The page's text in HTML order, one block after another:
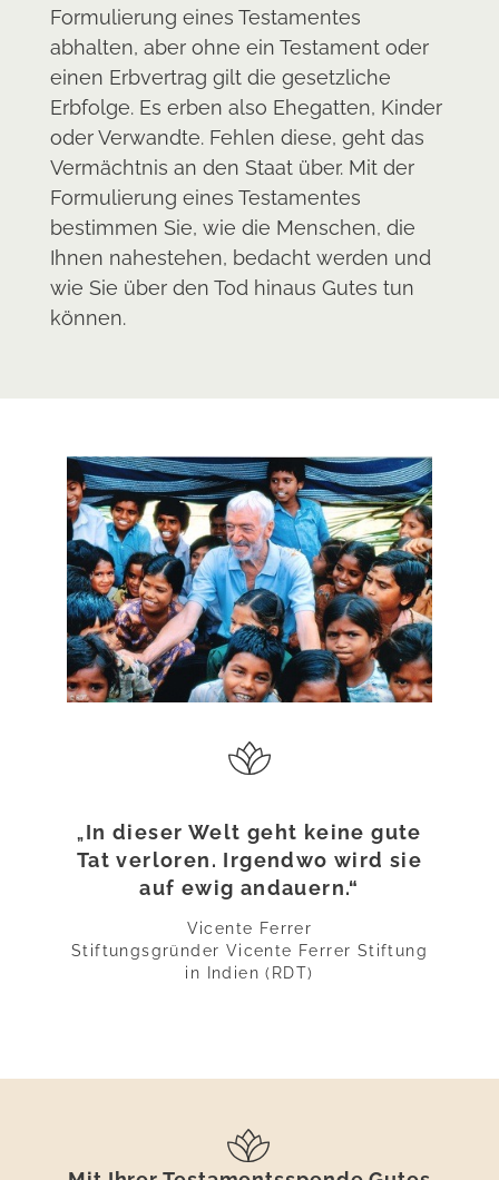
Formulierung eines Testamentes
abhalten, aber ohne ein Testament oder
einen Erbvertrag gilt die gesetzliche
Erbfolge. Es erben also Ehegatten, Kinder
oder Verwandte. Fehlen diese, geht das
Vermächtnis an den Staat über. Mit der
Formulierung eines Testamentes
bestimmen Sie, wie die Menschen, die
Ihnen nahestehen, bedacht werden und
wie Sie über den Tod hinaus Gutes tun
können.
„In dieser Welt geht keine gute
Tat verloren. Irgendwo wird sie
auf ewig andauern.“
Vicente Ferrer
Stiftungsgründer Vicente Ferrer Stiftung
in Indien (RDT)